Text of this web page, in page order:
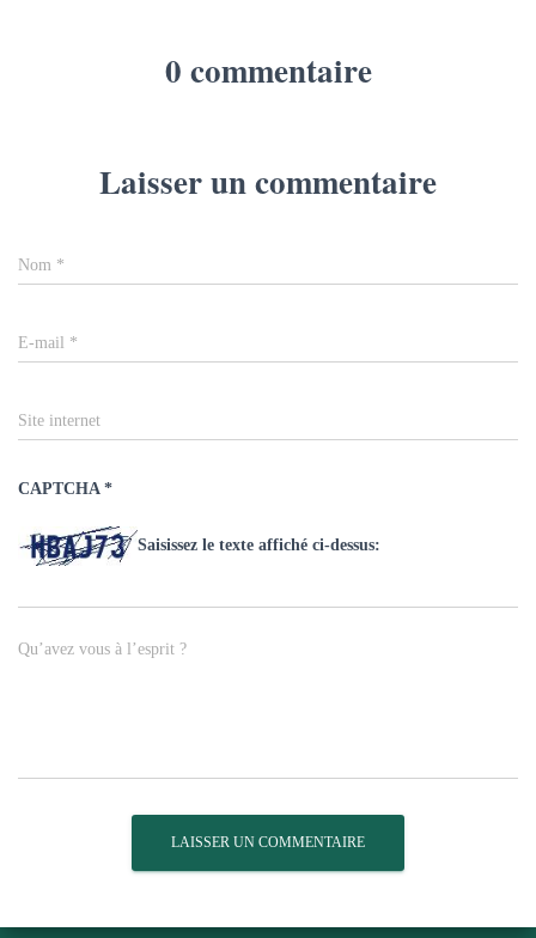
0 commentaire
Laisser un commentaire
Nom *
E-mail *
Site internet
CAPTCHA *
Saisissez le texte affiché ci-dessus:
Qu’avez vous à l’esprit ?